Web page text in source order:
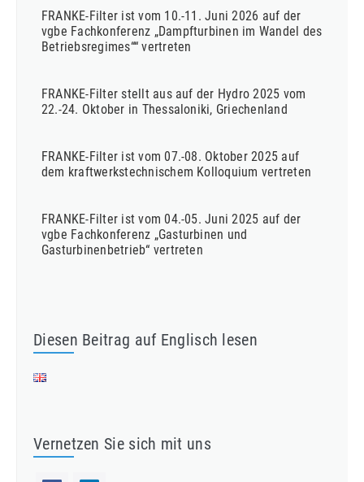
FRANKE-Filter ist vom 10.-11. Juni 2026 auf der
vgbe Fachkonferenz „Dampfturbinen im Wandel des
Betriebsregimes““ vertreten
FRANKE-Filter stellt aus auf der Hydro 2025 vom
22.-24. Oktober in Thessaloniki, Griechenland
FRANKE-Filter ist vom 07.-08. Oktober 2025 auf
dem kraftwerkstechnischem Kolloquium vertreten
FRANKE-Filter ist vom 04.-05. Juni 2025 auf der
vgbe Fachkonferenz „Gasturbinen und
Gasturbinenbetrieb“ vertreten
Diesen Beitrag auf Englisch lesen
Vernetzen Sie sich mit uns